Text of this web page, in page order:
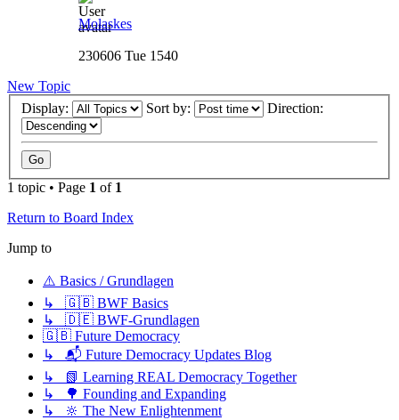
Molaskes
230606 Tue 1540
New Topic
Display:
Sort by: Direction:
1 topic • Page 1 of 1
Return to Board Index
Jump to
⚠️ Basics / Grundlagen
↳ 🇬🇧 BWF Basics
↳ 🇩🇪 BWF-Grundlagen
🇬🇧 Future Democracy
↳ 📬 Future Democracy Updates Blog
↳ 📗 Learning REAL Democracy Together
↳ 🌳 Founding and Expanding
↳ 🔆 The New Enlightenment